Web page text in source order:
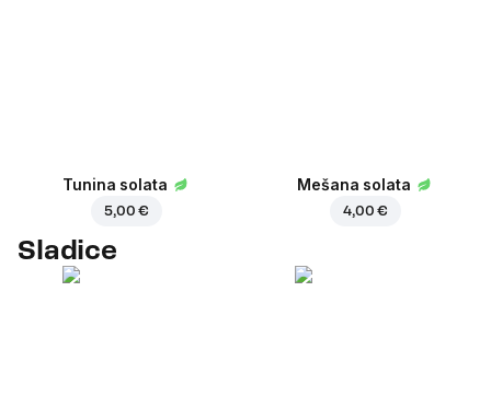
Tunina solata
5,00 €
Mešana solata
4,00 €
Sladice